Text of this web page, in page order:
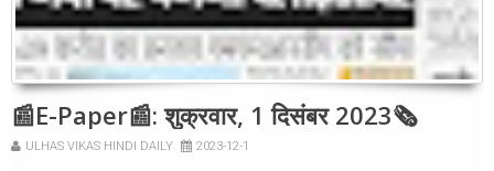
📰E-Paper📰: शुक्रवार, 1 दिसंबर 2023🗞
ULHAS VIKAS HINDI DAILY 2023-12-1